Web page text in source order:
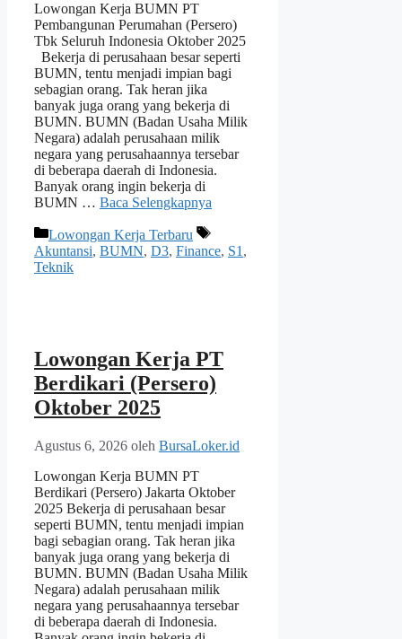
Lowongan Kerja BUMN PT
Pembangunan Perumahan (Persero)
Tbk Seluruh Indonesia Oktober 2025
Bekerja di perusahaan besar seperti
BUMN, tentu menjadi impian bagi
sebagian orang. Tak heran jika
banyak juga orang yang bekerja di
BUMN. BUMN (Badan Usaha Milik
Negara) adalah perusahaan milik
negara yang perusahaannya tersebar
di beberapa daerah di Indonesia.
Banyak orang ingin bekerja di
BUMN … Baca Selengkapnya
Kategori
Lowongan Kerja Terbaru
Tag
Akuntansi, BUMN, D3, Finance, S1,
Teknik
Lowongan Kerja PT
Berdikari (Persero)
Oktober 2025
Agustus 6, 2026 oleh BursaLoker.id
Lowongan Kerja BUMN PT
Berdikari (Persero) Jakarta Oktober
2025 Bekerja di perusahaan besar
seperti BUMN, tentu menjadi impian
bagi sebagian orang. Tak heran jika
banyak juga orang yang bekerja di
BUMN. BUMN (Badan Usaha Milik
Negara) adalah perusahaan milik
negara yang perusahaannya tersebar
di beberapa daerah di Indonesia.